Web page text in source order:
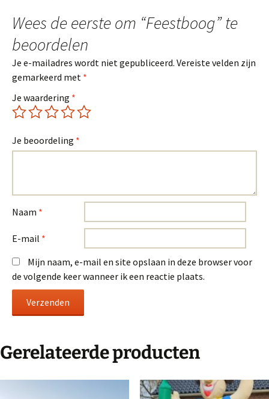
Wees de eerste om “Feestboog” te
beoordelen
Je e-mailadres wordt niet gepubliceerd. Vereiste velden zijn
gemarkeerd met *
Je waardering *
Je beoordeling *
Naam *
E-mail *
Mijn naam, e-mail en site opslaan in deze browser voor
de volgende keer wanneer ik een reactie plaats.
Gerelateerde producten